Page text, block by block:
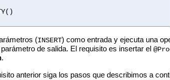
(INSERT) como entrada y ejecuta una
de salida. El requisito es insertar el
.
anterior siga los pasos que describimos a